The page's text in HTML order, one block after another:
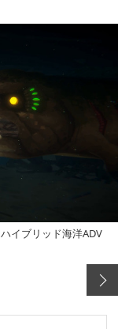
イブリッド海洋ADV